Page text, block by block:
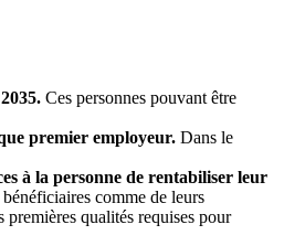
Ces personnes pouvant être
premier employeur. Dans le
à la personne de rentabiliser leur
comme de leurs
qualités requises pour